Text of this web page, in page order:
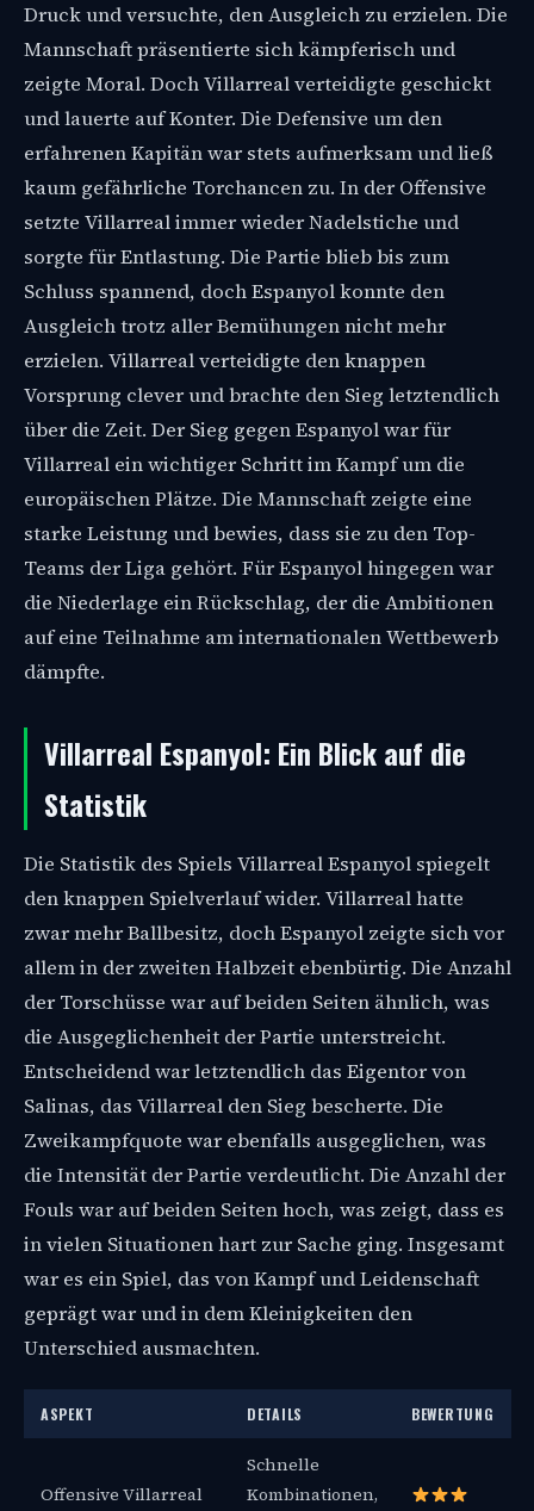
Druck und versuchte, den Ausgleich zu erzielen. Die
Mannschaft präsentierte sich kämpferisch und
zeigte Moral. Doch Villarreal verteidigte geschickt
und lauerte auf Konter. Die Defensive um den
erfahrenen Kapitän war stets aufmerksam und ließ
kaum gefährliche Torchancen zu. In der Offensive
setzte Villarreal immer wieder Nadelstiche und
sorgte für Entlastung. Die Partie blieb bis zum
Schluss spannend, doch Espanyol konnte den
Ausgleich trotz aller Bemühungen nicht mehr
erzielen. Villarreal verteidigte den knappen
Vorsprung clever und brachte den Sieg letztendlich
über die Zeit. Der Sieg gegen Espanyol war für
Villarreal ein wichtiger Schritt im Kampf um die
europäischen Plätze. Die Mannschaft zeigte eine
starke Leistung und bewies, dass sie zu den Top-
Teams der Liga gehört. Für Espanyol hingegen war
die Niederlage ein Rückschlag, der die Ambitionen
auf eine Teilnahme am internationalen Wettbewerb
dämpfte.
Villarreal Espanyol: Ein Blick auf die
Statistik
Die Statistik des Spiels Villarreal Espanyol spiegelt
den knappen Spielverlauf wider. Villarreal hatte
zwar mehr Ballbesitz, doch Espanyol zeigte sich vor
allem in der zweiten Halbzeit ebenbürtig. Die Anzahl
der Torschüsse war auf beiden Seiten ähnlich, was
die Ausgeglichenheit der Partie unterstreicht.
Entscheidend war letztendlich das Eigentor von
Salinas, das Villarreal den Sieg bescherte. Die
Zweikampfquote war ebenfalls ausgeglichen, was
die Intensität der Partie verdeutlicht. Die Anzahl der
Fouls war auf beiden Seiten hoch, was zeigt, dass es
in vielen Situationen hart zur Sache ging. Insgesamt
war es ein Spiel, das von Kampf und Leidenschaft
geprägt war und in dem Kleinigkeiten den
Unterschied ausmachten.
ASPEKT DETAILS BEWERTUNG
Offensive Villarreal
Schnelle
Kombinationen,